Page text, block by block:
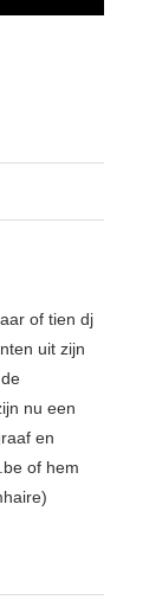
of tien dj
uit zijn
nu een
en
of hem